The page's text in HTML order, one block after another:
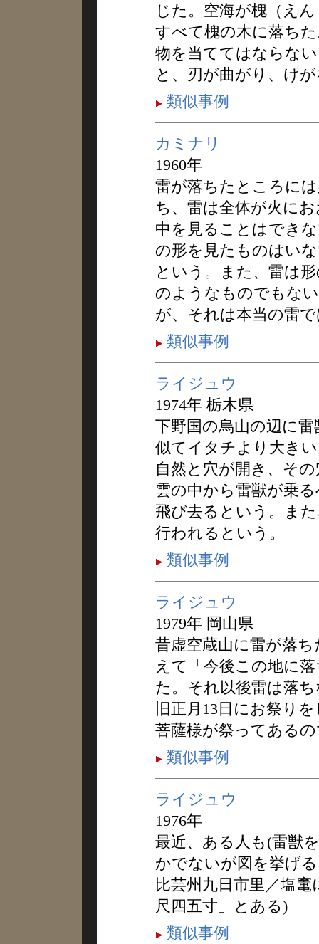
じた。空海が槐（え
すべて槐の木に落ち
物を当ててはならな
と、刃が曲がり、け
類似事例
カミナリ
1960年
雷が落ちたところに
ち、雷は全体が火に
中を見ることはでき
の形を見たものはい
という。また、雷は
のようなものでもな
が、それは本当の雷
類似事例
ライジュウ
1974年 栃木県
下野国の烏山の辺に
似てイタチより大き
自然と穴が開き、そ
雲の中から雷獣が乗
飛び去るという。ま
行われるという。
類似事例
ライジュウ
1979年 岡山県
昔虚空蔵山に雷が落
えて「今後この地に
た。それ以後雷は落
旧正月13日にお祭り
菩薩様が祭ってある
類似事例
ライジュウ
1976年
最近、ある人も(雷獣
かでないが図を挙げ
比芸州九日市里／塩
尺四五寸」とある)
類似事例